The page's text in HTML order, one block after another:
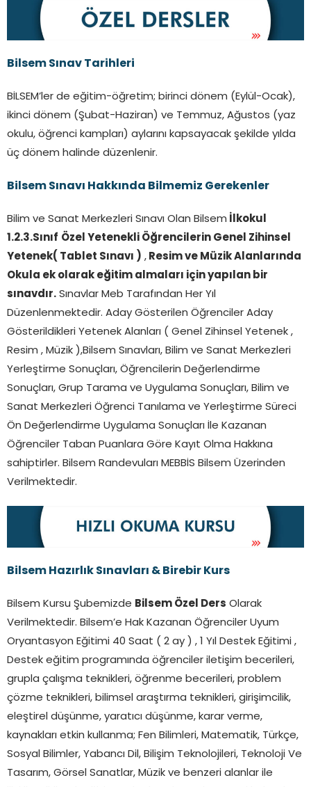
Bilsem Sınav Tarihleri
BİLSEM’ler de eğitim-öğretim; birinci dönem (Eylül-Ocak),
ikinci dönem (Şubat-Haziran) ve Temmuz, Ağustos (yaz
okulu, öğrenci kampları) aylarını kapsayacak şekilde yılda
üç dönem halinde düzenlenir.
Bilsem Sınavı Hakkında Bilmemiz Gerekenler
Bilim ve Sanat Merkezleri Sınavı Olan Bilsem İlkokul
1.2.3.Sınıf Özel Yetenekli Öğrencilerin Genel Zihinsel
Yetenek( Tablet Sınavı ) , Resim ve Müzik Alanlarında
Okula ek olarak eğitim almaları için yapılan bir
sınavdır. Sınavlar Meb Tarafından Her Yıl
Düzenlenmektedir. Aday Gösterilen Öğrenciler Aday
Gösterildikleri Yetenek Alanları ( Genel Zihinsel Yetenek ,
Resim , Müzik ),Bilsem Sınavları, Bilim ve Sanat Merkezleri
Yerleştirme Sonuçları, Öğrencilerin Değerlendirme
Sonuçları, Grup Tarama ve Uygulama Sonuçları, Bilim ve
Sanat Merkezleri Öğrenci Tanılama ve Yerleştirme Süreci
Ön Değerlendirme Uygulama Sonuçları İle Kazanan
Öğrenciler Taban Puanlara Göre Kayıt Olma Hakkına
sahiptirler. Bilsem Randevuları MEBBİS Bilsem Üzerinden
Verilmektedir.
Bilsem Hazırlık Sınavları & Birebir Kurs
Bilsem Kursu Şubemizde Bilsem Özel Ders Olarak
Verilmektedir. Bilsem’e Hak Kazanan Öğrenciler Uyum
Oryantasyon Eğitimi 40 Saat ( 2 ay ) , 1 Yıl Destek Eğitimi ,
Destek eğitim programında öğrenciler iletişim becerileri,
grupla çalışma teknikleri, öğrenme becerileri, problem
çözme teknikleri, bilimsel araştırma teknikleri, girişimcilik,
eleştirel düşünme, yaratıcı düşünme, karar verme,
kaynakları etkin kullanma; Fen Bilimleri, Matematik, Türkçe,
Sosyal Bilimler, Yabancı Dil, Bilişim Teknolojileri, Teknoloji Ve
Tasarım, Görsel Sanatlar, Müzik ve benzeri alanlar ile